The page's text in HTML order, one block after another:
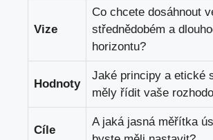
Vize
Co chcete dosáhnout
střednědobém a
horizontu?
Hodnoty
Jaké principy a etické
měly řídit vaše
Cíle
A jaká jasná měřítka